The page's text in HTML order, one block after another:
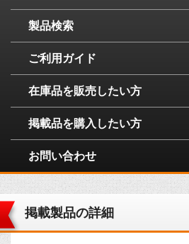
製品検索
ご利用ガイド
在庫品を販売したい方
掲載品を購入したい方
お問い合わせ
掲載製品の詳細